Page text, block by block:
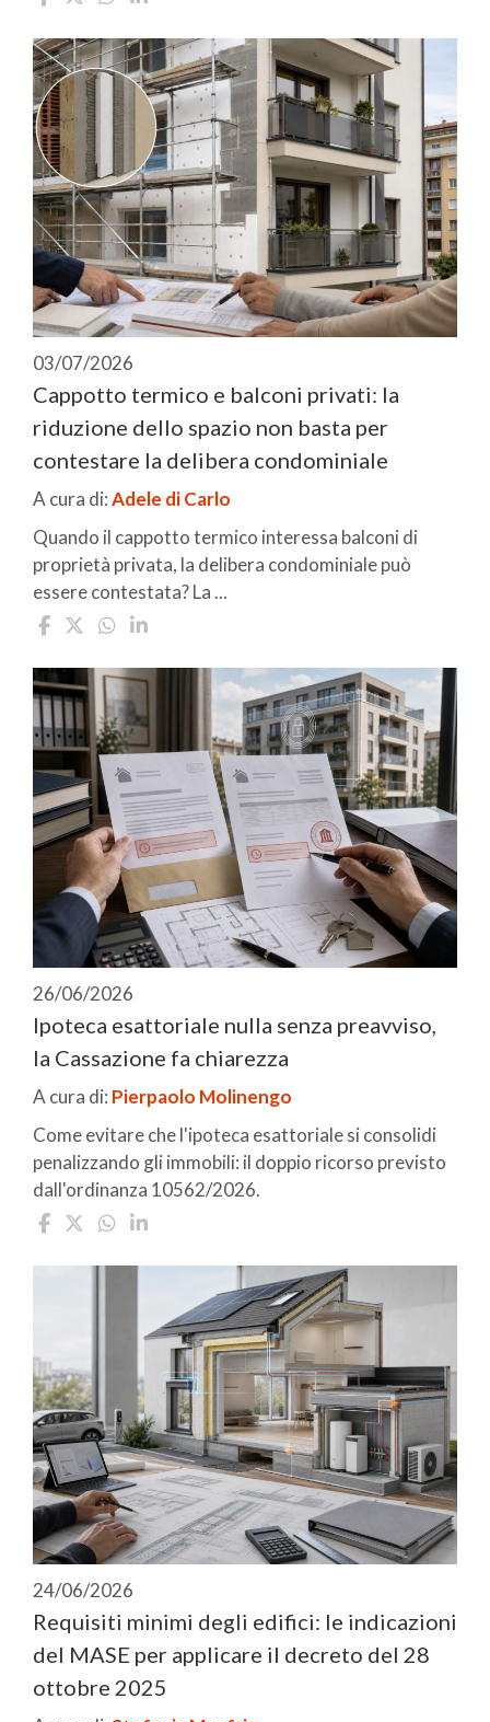
03/07/2026
Cappotto termico e balconi privati: la
riduzione dello spazio non basta per
contestare la delibera condominiale
A cura di:Adele di Carlo
Quando il cappotto termico interessa balconi di
proprietà privata, la delibera condominiale può
essere contestata? La ...
26/06/2026
Ipoteca esattoriale nulla senza preavviso,
la Cassazione fa chiarezza
A cura di: Pierpaolo Molinengo
Come evitare che l'ipoteca esattoriale si consolidi
penalizzando gli immobili: il doppio ricorso previsto
dall'ordinanza 10562/2026.
24/06/2026
Requisiti minimi degli edifici: le indicazioni
del MASE per applicare il decreto del 28
ottobre 2025